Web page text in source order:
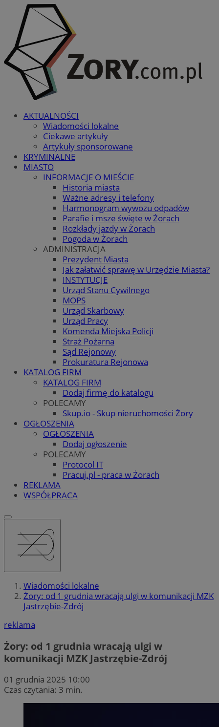
AKTUALNOŚCI
Wiadomości lokalne
Ciekawe artykuły
Artykuły sponsorowane
KRYMINALNE
MIASTO
INFORMACJE O MIEŚCIE
Historia miasta
Ważne adresy i telefony
Harmonogram wywozu odpadów
Parafie i msze święte w Żorach
Rozkłady jazdy w Żorach
Pogoda w Żorach
ADMINISTRACJA
Prezydent Miasta
Jak załatwić sprawę w Urzędzie Miasta?
INSTYTUCJE
Urząd Stanu Cywilnego
MOPS
Urząd Skarbowy
Urząd Pracy
Komenda Miejska Policji
Straż Pożarna
Sąd Rejonowy
Prokuratura Rejonowa
KATALOG FIRM
KATALOG FIRM
Dodaj firmę do katalogu
POLECAMY
Skup.io - Skup nieruchomości Żory
OGŁOSZENIA
OGŁOSZENIA
Dodaj ogłoszenie
POLECAMY
Protocol IT
Pracuj.pl - praca w Żorach
REKLAMA
WSPÓŁPRACA
Wiadomości lokalne
Żory: od 1 grudnia wracają ulgi w komunikacji MZK
Jastrzębie-Zdrój
reklama
Żory: od 1 grudnia wracają ulgi w
komunikacji MZK Jastrzębie-Zdrój
01 grudnia 2025 10:00
Czas czytania: 3 min.